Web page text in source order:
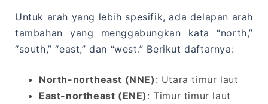
Untuk arah yang lebih spesifik, ada delapan arah
tambahan yang menggabungkan kata “north,”
“south,” “east,” dan “west.” Berikut daftarnya:
North-northeast (NNE) : Utara timur laut
East-northeast (ENE) : Timur timur laut